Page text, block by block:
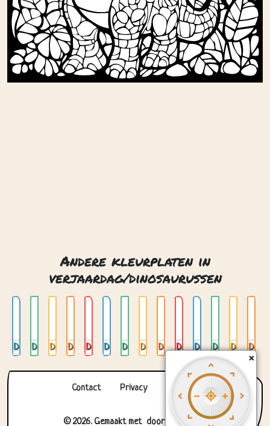
Andere kleurplaten in
verjaardag/dinosaurussen
Dino 01 Dino 02 Dino 03 Dino 04 Dino 05 Dino 06 Dino 07 Dino 08 Dino 09 Dino 10 Dino 11 Dino 12 Dino 13 Dino 14
Contact Privacy Over ons
© 2026. Gemaakt met door Zygomatic .
×